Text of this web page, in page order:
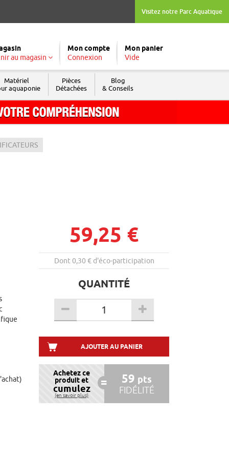
Visitez notre Parc Aquatique
au magasin
Mon compte
Connexion
Mon panier
Vide
Matériel
aquaponie
Pièces
Détachées
Blog
& Conseils
59,25 €
Dont 0,30 € d'éco-participation
QUANTITÉ
AJOUTER AU PANIER
Achetez ce
produit et
cumulez
(en savoir plus)
59 pts
FIDÉLITÉ